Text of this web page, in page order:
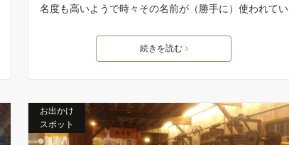
名度も高いようで時々その名前が（勝手に）使われてい
続きを読む
お出かけ
スポット